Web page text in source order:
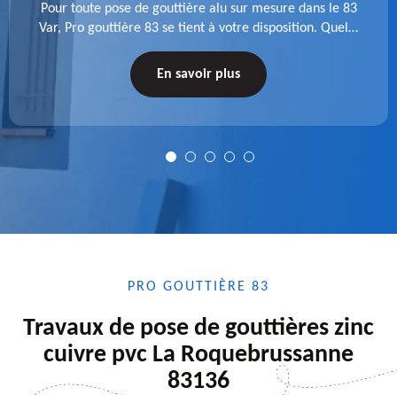
Pour toute pose de gouttière alu sur mesure dans le 83
Var, Pro gouttière 83 se tient à votre disposition. Quelle
nous confiance.
En savoir plus
PRO GOUTTIÈRE 83
Travaux de pose de gouttières zinc
cuivre pvc La Roquebrussanne
83136